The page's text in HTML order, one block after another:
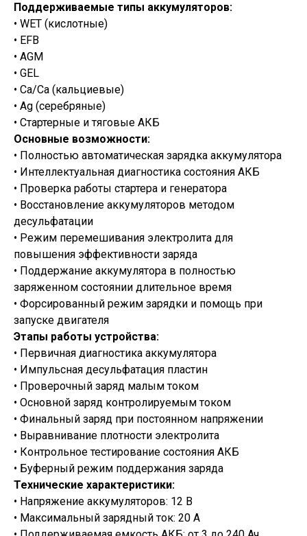
Поддерживаемые типы аккумуляторов:
• WET (кислотные)
• EFB
• AGM
• GEL
• Ca/Ca (кальциевые)
• Ag (серебряные)
• Стартерные и тяговые АКБ
Основные возможности:
• Полностью автоматическая зарядка аккумулятора
• Интеллектуальная диагностика состояния АКБ
• Проверка работы стартера и генератора
• Восстановление аккумуляторов методом
десульфатации
• Режим перемешивания электролита для
повышения эффективности заряда
• Поддержание аккумулятора в полностью
заряженном состоянии длительное время
• Форсированный режим зарядки и помощь при
запуске двигателя
Этапы работы устройства:
• Первичная диагностика аккумулятора
• Импульсная десульфатация пластин
• Проверочный заряд малым током
• Основной заряд контролируемым током
• Финальный заряд при постоянном напряжении
• Выравнивание плотности электролита
• Контрольное тестирование состояния АКБ
• Буферный режим поддержания заряда
Технические характеристики:
• Напряжение аккумуляторов: 12 В
• Максимальный зарядный ток: 20 А